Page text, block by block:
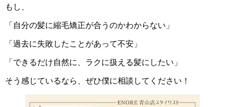
もし、
「自分の髪に縮毛矯正が合うのかわからない」
「過去に失敗したことがあって不安」
「できるだけ自然に、ラクに扱える髪にしたい」
そう感じているなら、ぜひ僕に相談してください！